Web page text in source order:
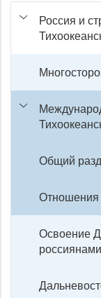
Россия и
Общий
Отношения
Освоение
россиянами